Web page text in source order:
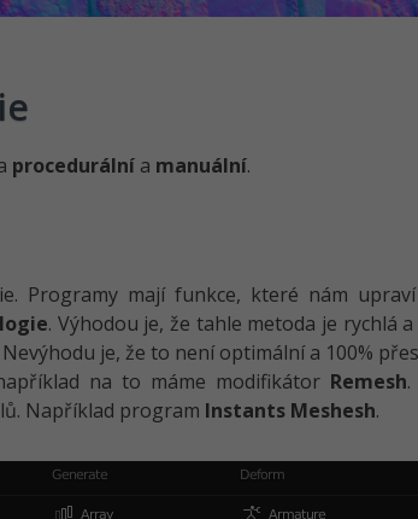
procedurální a manuální.
Programy mají funkce, které nám
. Výhodou je, že tahle metoda je rychlá
je, že to není optimální a 100%
na to máme modifikátor Remesh
Například program Instants Meshesh.